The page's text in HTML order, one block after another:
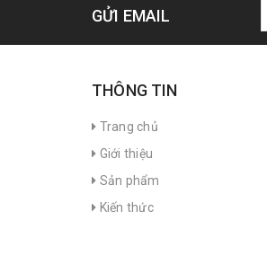
GỬI EMAIL
THÔNG TIN
Trang chủ
Giới thiệu
Sản phẩm
Kiến thức